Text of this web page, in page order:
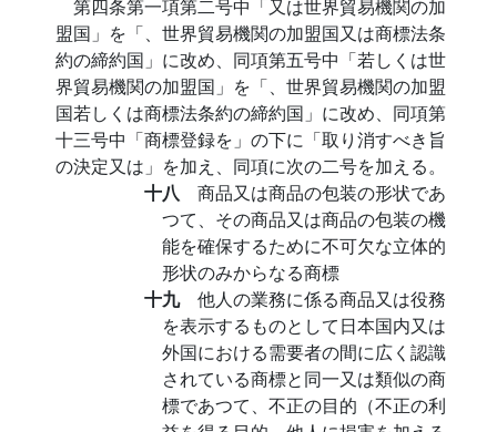
第四条第一項第二号中「又は世界貿易機関の加
盟国」を「、世界貿易機関の加盟国又は商標法条
約の締約国」に改め、同項第五号中「若しくは世
界貿易機関の加盟国」を「、世界貿易機関の加盟
国若しくは商標法条約の締約国」に改め、同項第
十三号中「商標登録を」の下に「取り消すべき旨
の決定又は」を加え、同項に次の二号を加える。
十八 商品又は商品の包装の形状であ
つて、その商品又は商品の包装の機
能を確保するために不可欠な立体的
形状のみからなる商標
十九 他人の業務に係る商品又は役務
を表示するものとして日本国内又は
外国における需要者の間に広く認識
されている商標と同一又は類似の商
標であつて、不正の目的（不正の利